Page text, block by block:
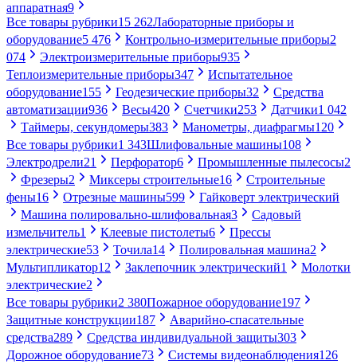
аппаратная9
Все товары рубрики15 262Лабораторные приборы и
оборудование5 476 Контрольно-измерительные приборы2
074
Электроизмерительные приборы935
Теплоизмерительные приборы347
Испытательное
оборудование155 Геодезические приборы32
Средства
автоматизации936 Весы420 Счетчики253 Датчики1 042
Таймеры, секундомеры383 Манометры, диафрагмы120
Все товары рубрики1 343Шлифовальные машины108
Электродрели21 Перфоратор6 Промышленные пылесосы2
Фрезеры2 Миксеры строительные16
Строительные
фены16 Отрезные машины599
Гайковерт электрический
Машина полировально-шлифовальная3
Садовый
измельчитель1 Клеевые пистолеты6
Прессы
электрические53 Точила14 Полировальная машина2
Мультипликатор12 Заклепочник электрический1
Молотки
электрические2
Все товары рубрики2 380Пожарное оборудование197
Защитные конструкции187
Аварийно-спасательные
средства289 Средства индивидуальной защиты303
Дорожное оборудование73 Системы видеонаблюдения126